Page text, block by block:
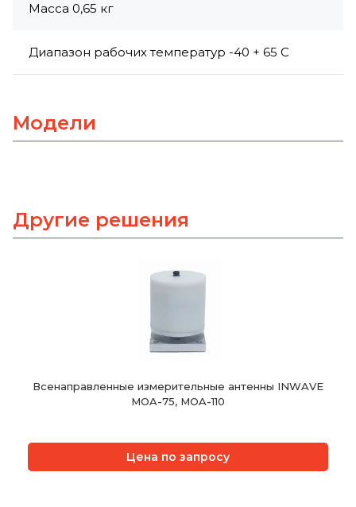
Масса 0,65 кг
Диапазон рабочих температур -40 + 65 С
Модели
Другие решения
Всенаправленные измерительные антенны INWAVE
MOA-75, MOA-110
Цена по запросу